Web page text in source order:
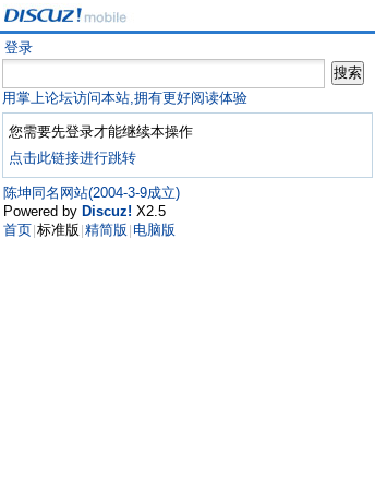
登录
用掌上论坛访问本站,拥有更好阅读体验
您需要先登录才能继续本操作
点击此链接进行跳转
陈坤同名网站(2004-3-9成立)
Powered by Discuz! X2.5
首页 标准版 精简版 电脑版